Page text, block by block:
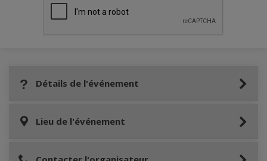
Détails de l'événement
Lieu de l'événement